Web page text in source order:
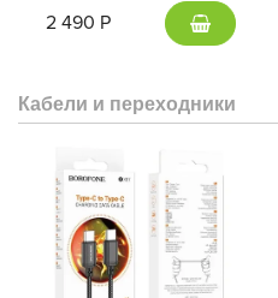
2 490 Р
Кабели и переходники